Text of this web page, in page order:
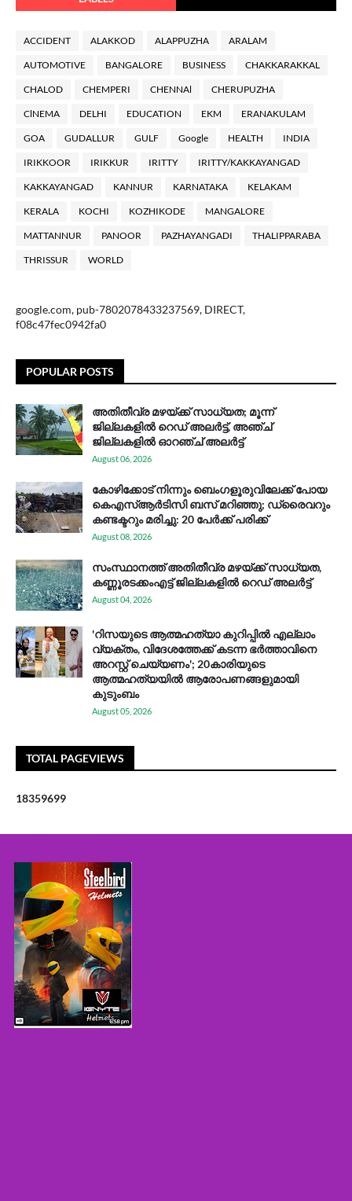
ACCIDENT ALAKKOD ALAPPUZHA ARALAM
AUTOMOTIVE BANGALORE BUSINESS CHAKKARAKKAL
CHALOD CHEMPERI CHENNAl CHERUPUZHA
ClNEMA DELHI EDUCATION EKM ERANAKULAM
GOA GUDALLUR GULF Google HEALTH INDIA
IRIKKOOR IRIKKUR IRITTY IRITTY/KAKKAYANGAD
KAKKAYANGAD KANNUR KARNATAKA KELAKAM
KERALA KOCHI KOZHIKODE MANGALORE
MATTANNUR PANOOR PAZHAYANGADI THALIPPARABA
THRISSUR WORLD
google.com, pub-7802078433237569, DIRECT,
f08c47fec0942fa0
POPULAR POSTS
അതിതീവ്ര മഴയ്ക്ക് സാധ്യത; മൂന്ന്
ജില്ലകളിൽ റെഡ് അലർട്ട്, അഞ്ച്
ജില്ലകളിൽ ഓറഞ്ച് അലർട്ട്
August 06, 2026
കോഴിക്കോട് നിന്നും ബെംഗളൂരുവിലേക്ക് പോയ
കെഎസ്ആര്‍ടിസി ബസ് മറിഞ്ഞു; ഡ്രൈവറും
കണ്ടക്ടറും മരിച്ചു: 20 പേര്‍ക്ക് പരിക്ക്
August 08, 2026
സം​സ്ഥാ​ന​ത്ത് അ​തി​തീ​വ്ര മ​ഴ​യ്ക്ക് സാ​ധ്യ​ത,
കണ്ണൂരടക്കംഎ​ട്ട് ജി​ല്ല​ക​ളി​ൽ റെ​ഡ് അ​ലർ​ട്ട്
August 04, 2026
'റിസയുടെ ആത്മഹത്യാ കുറിപ്പിൽ എല്ലാം
വ്യക്തം, വിദേശത്തേക്ക് കടന്ന ഭർത്താവിനെ
അറസ്റ്റ് ചെയ്യണം'; 20കാരിയുടെ
ആത്മഹത്യയിൽ ആരോപണങ്ങളുമായി
കുടുംബം
August 05, 2026
TOTAL PAGEVIEWS
18359699